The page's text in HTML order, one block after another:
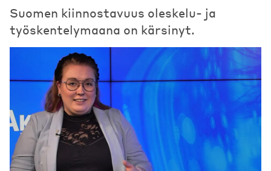
Suomen kiinnostavuus oleskelu- ja
työskentelymaana on kärsinyt.